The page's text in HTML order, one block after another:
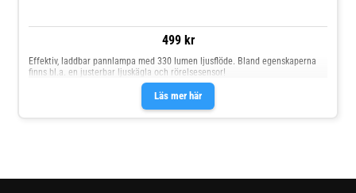
499 kr
Läs mer här
Effektiv, laddbar pannlampa med 330 lumen ljusflöde. Bland egenskaperna
finns bl.a. en justerbar ljuskägla och rörelsesensor!